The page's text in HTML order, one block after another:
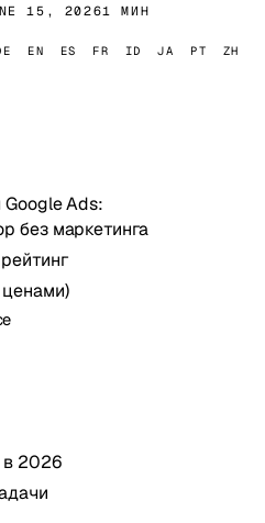
15, 20261 МИН
EN ES FR ID JA PT ZH
Google Ads:
без маркетинга
в 2026